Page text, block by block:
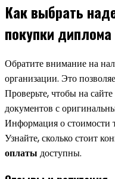
Как выбрать
покупки
Обратите внимание на
организации. Это
Проверьте, чтобы на
документов с
Информация о стоимости
Узнайте, сколько стоит
оплаты доступны.